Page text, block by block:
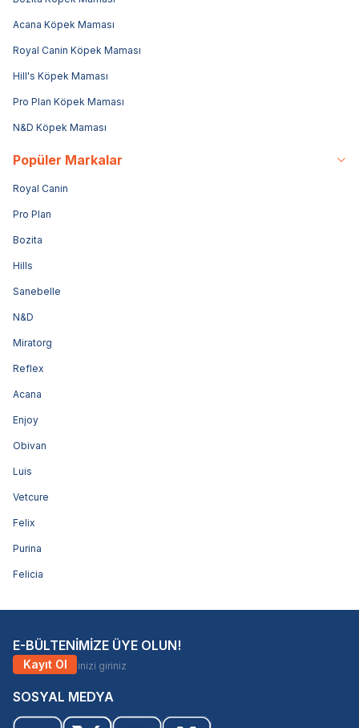
Acana Köpek Maması
Royal Canin Köpek Maması
Hill's Köpek Maması
Pro Plan Köpek Maması
N&D Köpek Maması
Popüler Markalar
Royal Canin
Pro Plan
Bozita
Hills
Sanebelle
N&D
Miratorg
Reflex
Acana
Enjoy
Obivan
Luis
Vetcure
Felix
Purina
Felicia
E-BÜLTENİMİZE ÜYE OLUN!
Kayıt Ol
SOSYAL MEDYA